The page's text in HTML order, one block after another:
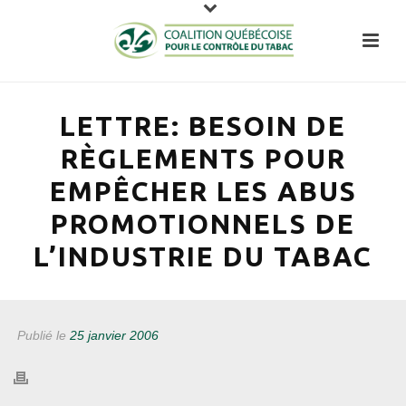
LETTRE: BESOIN DE
RÈGLEMENTS POUR
EMPÊCHER LES ABUS
PROMOTIONNELS DE
L’INDUSTRIE DU TABAC
Publié le 25 janvier 2006